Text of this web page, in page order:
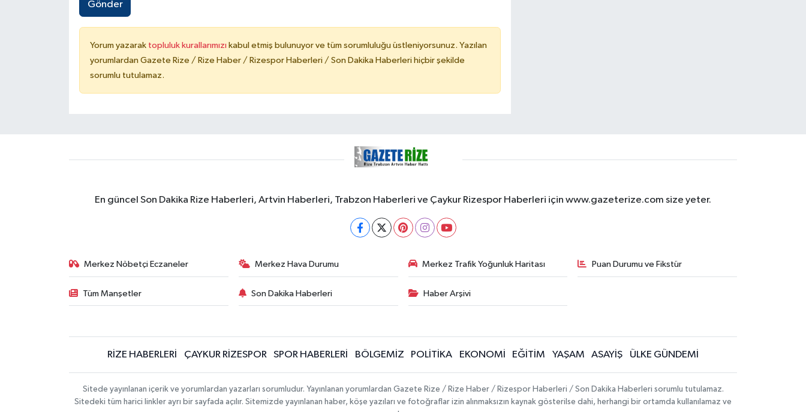
Gönder
Yorum yazarak topluluk kurallarımızı kabul etmiş bulunuyor ve tüm sorumluluğu üstleniyorsunuz. Yazılan
yorumlardan Gazete Rize / Rize Haber / Rizespor Haberleri / Son Dakika Haberleri hiçbir şekilde
sorumlu tutulamaz.
En güncel Son Dakika Rize Haberleri, Artvin Haberleri, Trabzon Haberleri ve Çaykur Rizespor Haberleri için www.gazeterize.com size yeter.
Merkez Nöbetçi Eczaneler Merkez Hava Durumu Merkez Trafik Yoğunluk Haritası Puan Durumu ve Fikstür
Tüm Manşetler Son Dakika Haberleri Haber Arşivi
RİZE HABERLERİ ÇAYKUR RİZESPOR SPOR HABERLERİ BÖLGEMİZ POLİTİKA EKONOMİ EĞİTİM YAŞAM ASAYİŞ ÜLKE GÜNDEMİ
Sitede yayınlanan içerik ve yorumlardan yazarları sorumludur. Yayınlanan yorumlardan Gazete Rize / Rize Haber / Rizespor Haberleri / Son Dakika Haberleri sorumlu tutulamaz.
Sitedeki tüm harici linkler ayrı bir sayfada açılır. Sitemizde yayınlanan haber, köşe yazıları ve fotoğraflar izin alınmaksızın kaynak gösterilse dahi, herhangi bir ortamda kullanılamaz ve